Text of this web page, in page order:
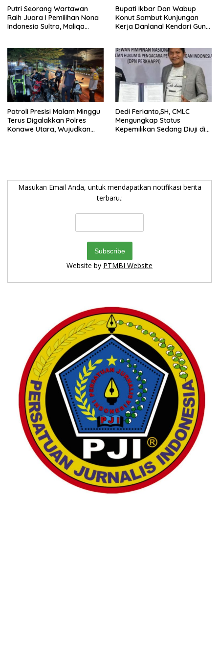
Putri Seorang Wartawan
‎Raih Juara I Pemilihan Nona
Indonesia Sultra, Maliqa
Pada Pemilihan NONA
Indonesia
Bupati Ikbar Dan Wabup
Konut Sambut Kunjungan
Kerja Danlanal Kendari Guna
Patroli Presisi Malam Minggu
Terus Digalakkan Polres
Konawe Utara, Wujudkan
Dedi Ferianto,SH, CMLC
Mengungkap Status
Kepemilikan Sedang Diuji di
Masukan Email Anda, untuk mendapatkan notifikasi berita
terbaru.:
Website by PTMBI Website